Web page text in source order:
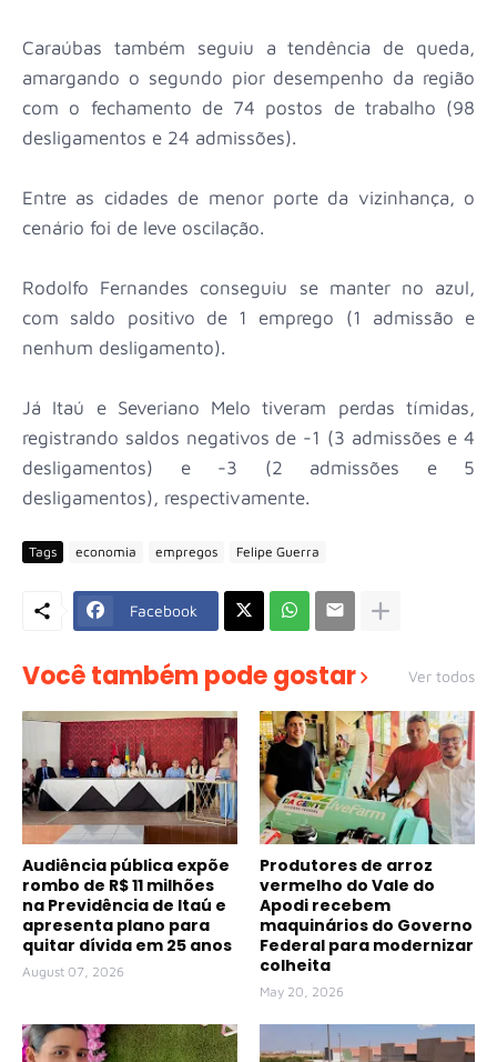
Caraúbas também seguiu a tendência de queda,
amargando o segundo pior desempenho da região
com o fechamento de 74 postos de trabalho (98
desligamentos e 24 admissões).
Entre as cidades de menor porte da vizinhança, o
cenário foi de leve oscilação.
Rodolfo Fernandes conseguiu se manter no azul,
com saldo positivo de 1 emprego (1 admissão e
nenhum desligamento).
Já Itaú e Severiano Melo tiveram perdas tímidas,
registrando saldos negativos de -1 (3 admissões e 4
desligamentos) e -3 (2 admissões e 5
desligamentos), respectivamente.
Tags economia empregos Felipe Guerra
Facebook
Você também pode gostar Ver todos
Audiência pública expõe
rombo de R$ 11 milhões
na Previdência de Itaú e
apresenta plano para
quitar dívida em 25 anos
August 07, 2026
Produtores de arroz
vermelho do Vale do
Apodi recebem
maquinários do Governo
Federal para modernizar
colheita
May 20, 2026